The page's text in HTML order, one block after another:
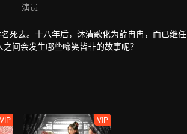
死去。十八年后，沐清歌化为薛冉冉，而已继任
间会发生哪些啼笑皆非的故事呢？
VIP VIP